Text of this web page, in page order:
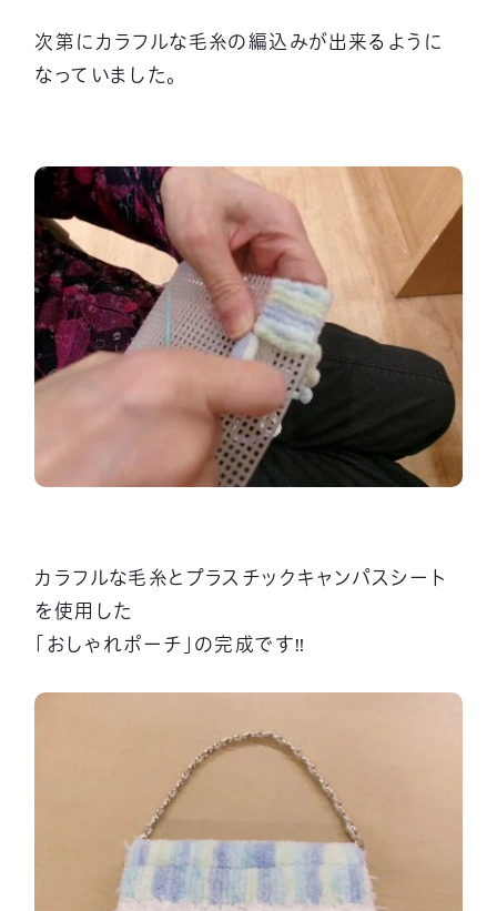
次第にカラフルな毛糸の編込みが出来るように
なっていました。
カラフルな毛糸とプラスチックキャンパスシート
を使用した
「おしゃれポーチ」の完成です‼️